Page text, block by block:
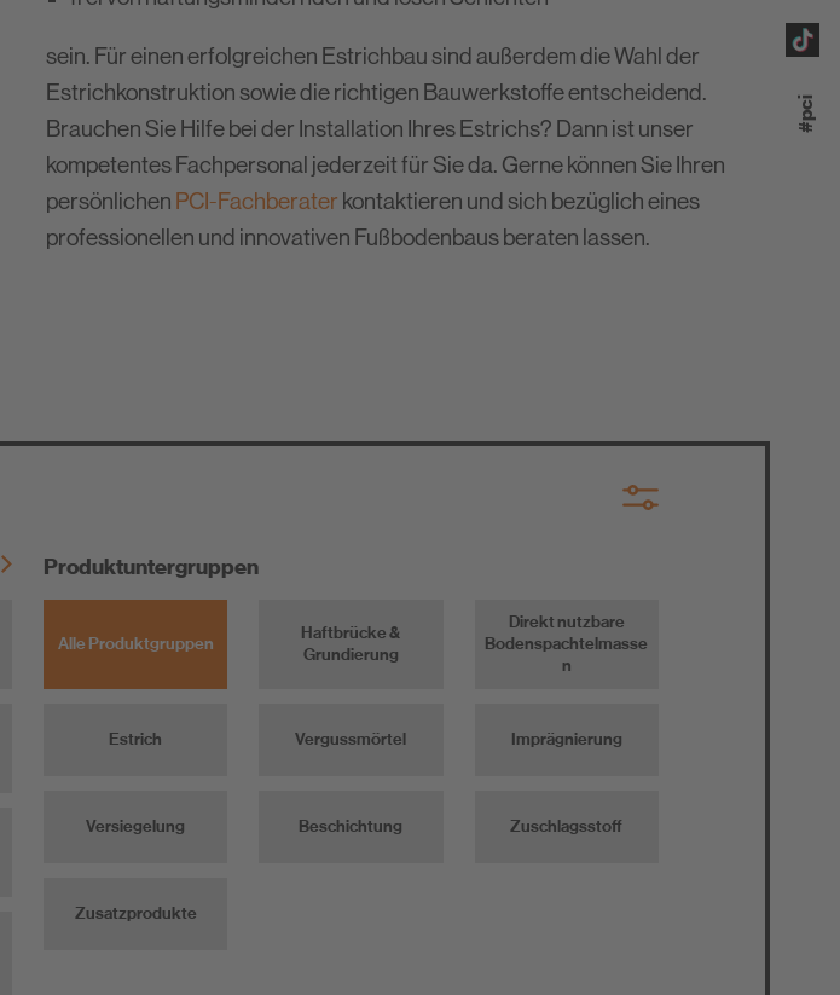
Verbrauchstabellen
Protokolle
Detailzeichnungen
PCI-Lösungen für die Betonreparatur
Mit PCI normgerecht abdichten
Volle Kraft voraus: Schiffausbau
Einfach Dichten, Kleben und Montieren
sein. Für einen erfolgreichen Estrichbau sind außerdem die Wahl der
Estrichkonstruktion sowie die richtigen Bauwerkstoffe entscheidend.
Brauchen Sie Hilfe bei der Installation Ihres Estrichs? Dann ist unser
kompetentes Fachpersonal jederzeit für Sie da. Gerne können Sie Ihren
persönlichen PCI-Fachberater kontaktieren und sich bezüglich eines
professionellen und innovativen Fußbodenbaus beraten lassen.
Produktuntergruppen
Alle Produktgruppen
Haftbrücke &
Grundierung
Direkt nutzbare
Bodenspachtelmasse
n
Estrich Vergussmörtel Imprägnierung
Versiegelung Beschichtung Zuschlagsstoff
Zusatzprodukte
#pci